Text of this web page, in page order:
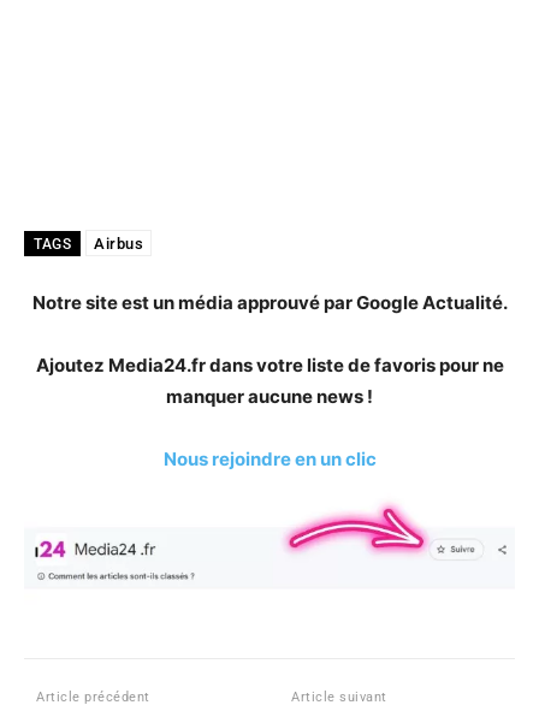
TAGS Airbus
Notre site est un média approuvé par Google Actualité.
Ajoutez Media24.fr dans votre liste de favoris pour ne
manquer aucune news !
Nous rejoindre en un clic
Article précédent Article suivant